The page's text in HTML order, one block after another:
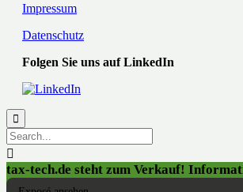
Impressum
Datenschutz
Folgen Sie uns auf LinkedIn


tax-tech.de steht zum Verkauf!